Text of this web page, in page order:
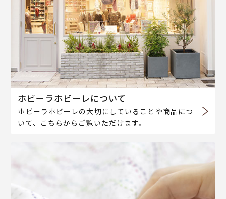
ホビーラホビーレについて
ホビーラホビーレの大切にしていることや商品につ
いて、こちらからご覧いただけます。